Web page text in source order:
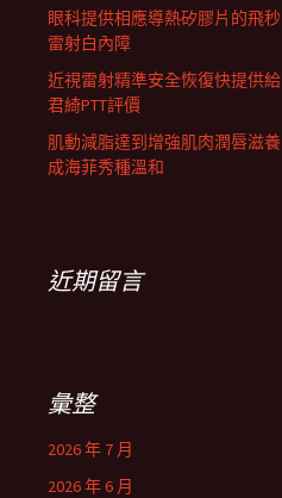
眼科提供相應導熱矽膠片的飛秒
雷射白內障
近視雷射精準安全恢復快提供給
君綺PTT評價
肌動減脂達到增強肌肉潤唇滋養
成海菲秀種溫和
近期留言
彙整
2026 年 7 月
2026 年 6 月